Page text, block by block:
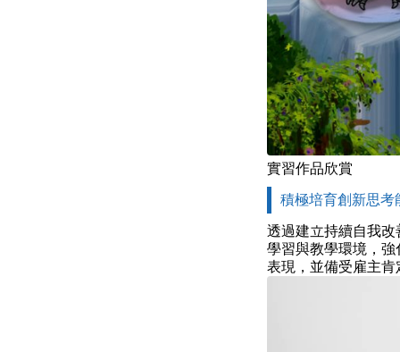
實習作品欣賞
積極培育創新思
透過建立持續自我
學習與教學環境，
表現，並備受雇主肯